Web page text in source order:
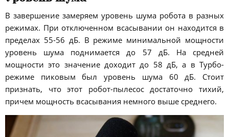
В завершение замеряем уровень шума робота в разных
режимах. При отключенном всасывании он находится в
пределах 55-56 дБ. В режиме минимальной мощности
уровень шума поднимается до 57 дБ. На средней
мощности это значение доходит до 58 дБ, а в Турбо-
режиме пиковым был уровень шума 60 дБ. Стоит
признать, что этот робот-пылесос достаточно тихий,
причем мощность всасывания немного выше среднего.